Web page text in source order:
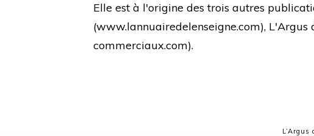
Elle est à l'origine des trois autres
(www.lannuairedelenseigne.com), L'Argus
commerciaux.com).
L’Argus